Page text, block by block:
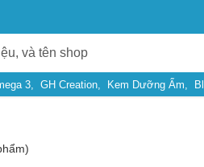
3 GH Creation Kem Dưỡng Ẩm